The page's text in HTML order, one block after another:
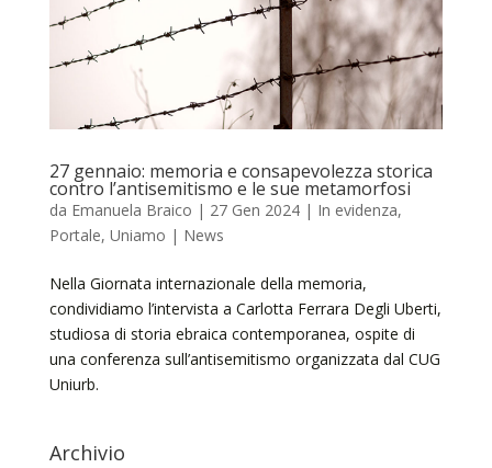
27 gennaio: memoria e consapevolezza storica
contro l’antisemitismo e le sue metamorfosi
da Emanuela Braico | 27 Gen 2024| In evidenza,
Portale, Uniamo | News
Nella Giornata internazionale della memoria,
condividiamo l’intervista a Carlotta Ferrara Degli Uberti,
studiosa di storia ebraica contemporanea, ospite di
una conferenza sull’antisemitismo organizzata dal CUG
Uniurb.
Archivio